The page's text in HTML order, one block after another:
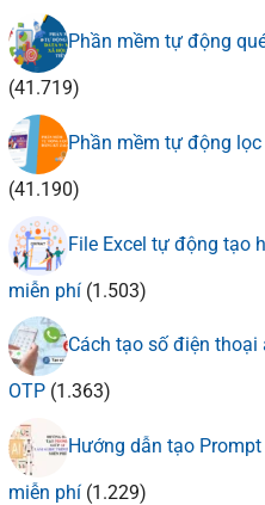
Phần mềm tự động
(41.719)
Phần mềm tự động
(41.190)
File Excel tự động tạo
miễn phí (1.503)
Cách tạo số điện
OTP (1.363)
Hướng dẫn tạo
miễn phí (1.229)